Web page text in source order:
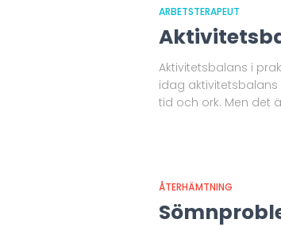
ARBETSTERAPEUT
Aktivitetsbalans i
idag
tid och ork. Men det
ÅTERHÄMTNING